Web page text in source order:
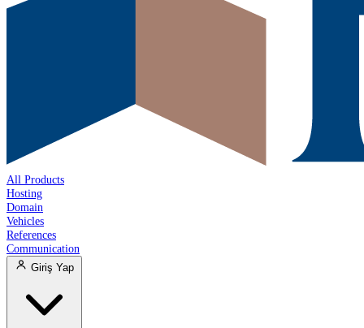
All Products
Hosting
Domain
Vehicles
References
Communication
Giriş Yap